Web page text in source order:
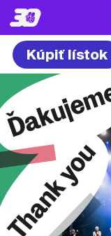
Kúpiť lístok